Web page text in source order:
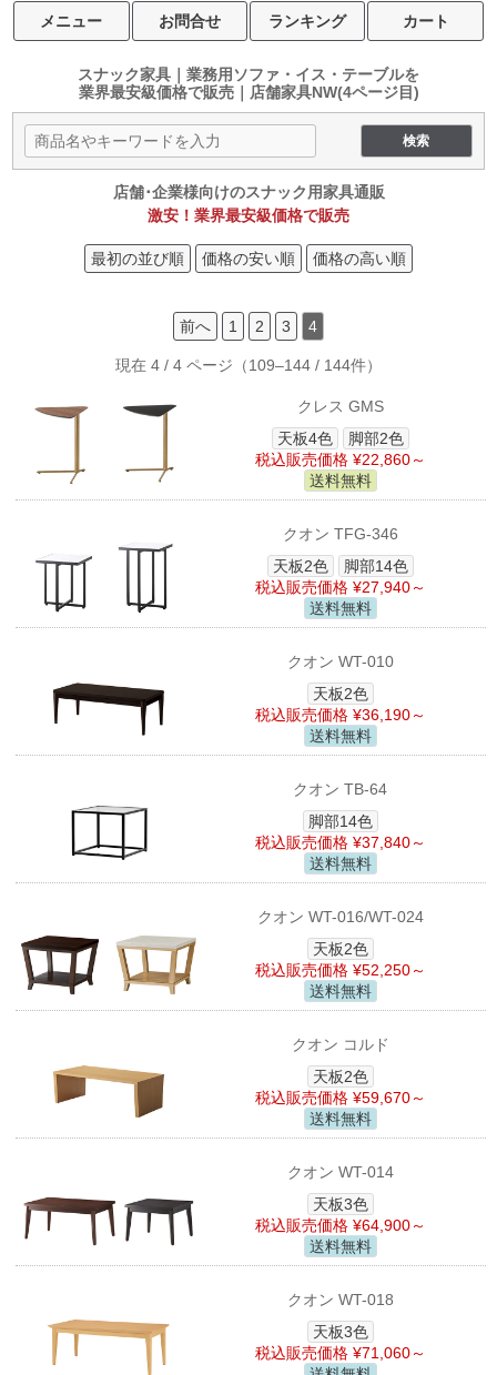
メニュー お問合せ ランキング カート
スナック家具｜業務用ソファ・イス・テーブルを
業界最安級価格で販売｜店舗家具NW(4ページ目)
店舗･企業様向けのスナック用家具通販
激安！業界最安級価格で販売
最初の並び順 価格の安い順 価格の高い順
前へ 1 2 3 4
現在 4 / 4 ページ（109–144 / 144件）
クレス GMS
天板4色
脚部2色
税込販売価格 ¥22,860～
送料無料
クオン TFG-346
天板2色
脚部14色
税込販売価格 ¥27,940～
送料無料
クオン WT-010
天板2色
税込販売価格 ¥36,190～
送料無料
クオン TB-64
脚部14色
税込販売価格 ¥37,840～
送料無料
クオン WT-016/WT-024
天板2色
税込販売価格 ¥52,250～
送料無料
クオン コルド
天板2色
税込販売価格 ¥59,670～
送料無料
クオン WT-014
天板3色
税込販売価格 ¥64,900～
送料無料
クオン WT-018
天板3色
税込販売価格 ¥71,060～